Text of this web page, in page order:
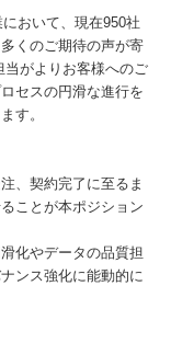
おいて、現在950社
くのご期待の声が寄
がよりお客様へのご
セスの円滑な進行を
す。
、契約完了に至るま
ことが本ポジション
化やデータの品質担
ンス強化に能動的に